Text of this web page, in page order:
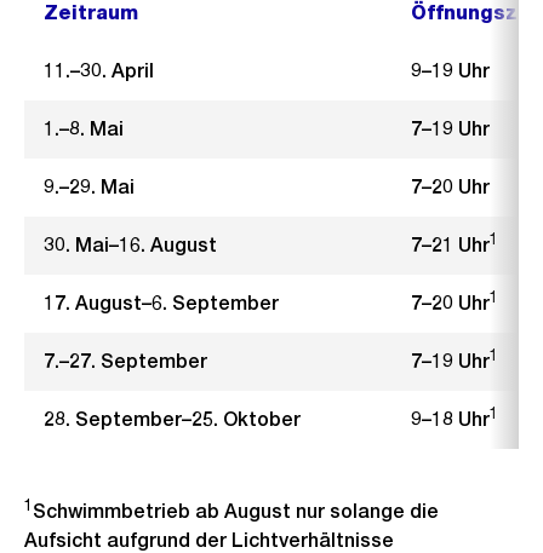
Zeitraum
11.–30. April 9–19 Uhr
1.–8. Mai 7–19 Uhr
9.–29. Mai 7–20 Uhr
30. Mai–16. August 7–21 Uhr1
17. August–6. September 7–20 Uhr1
7.–27. September 7–19 Uhr1
28. September–25. Oktober 9–18 Uhr1
1 Schwimmbetrieb ab August nur solange die
Aufsicht aufgrund der Lichtverhältnisse